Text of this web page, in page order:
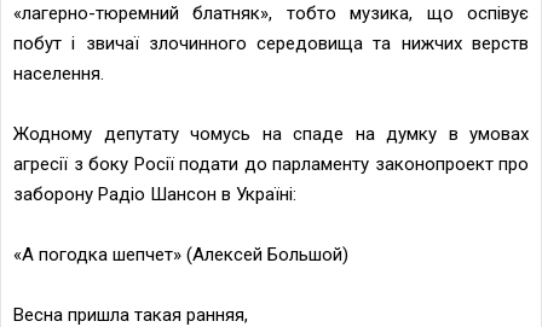
«лагерно-тюремний блатняк», тобто музика, що оспівує
побут і звичаї злочинного середовища та нижчих верств
населення.
Жодному депутату чомусь на спаде на думку в умовах
агресії з боку Росії подати до парламенту законопроект про
заборону Радіо Шансон в Україні:
«А погодка шепчет» (Алексей Большой)
Весна пришла такая ранняя,